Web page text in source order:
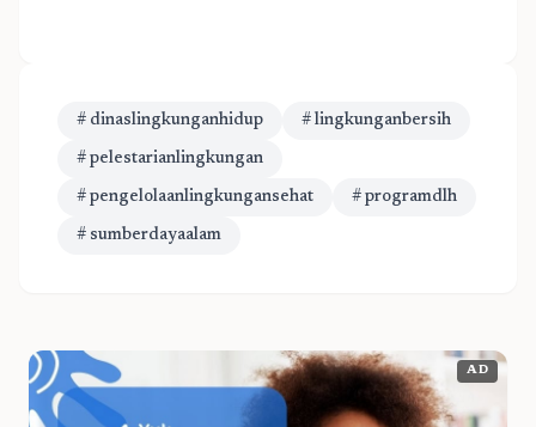
# dinaslingkunganhidup # lingkunganbersih
# pelestarianlingkungan
# pengelolaanlingkungansehat # programdlh
# sumberdayaalam
AD